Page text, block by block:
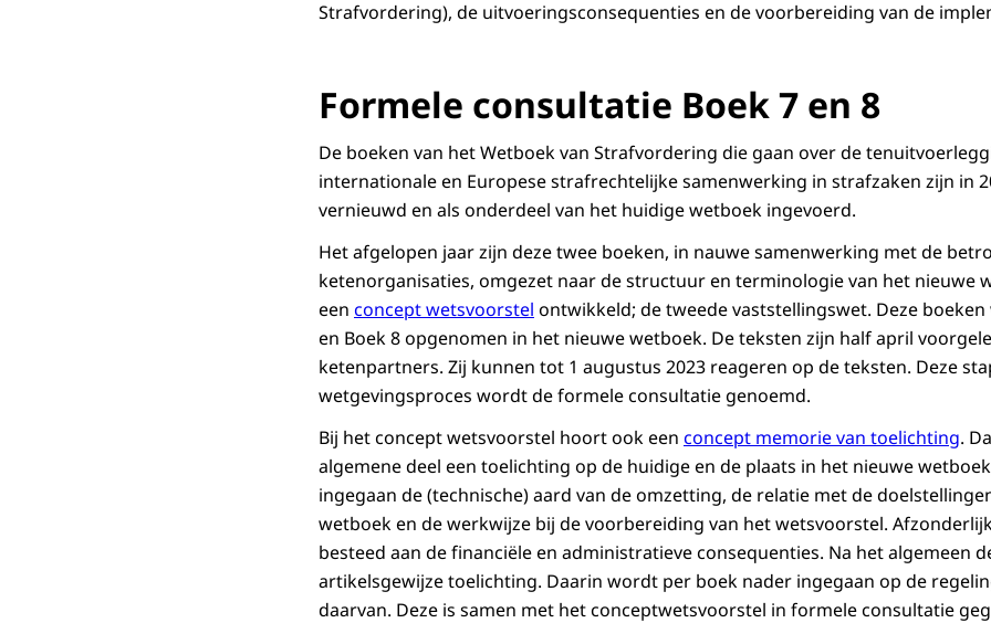
Strafvordering), de uitvoeringsconsequenties en de voorbereiding van de
Formele consultatie Boek 7 en 8
De boeken van het Wetboek van Strafvordering die gaan over de
internationale en Europese strafrechtelijke samenwerking in strafzaken zijn in
vernieuwd en als onderdeel van het huidige wetboek ingevoerd.
Het afgelopen jaar zijn deze twee boeken, in nauwe samenwerking met de
ketenorganisaties, omgezet naar de structuur en terminologie van het nieuwe
een concept wetsvoorstel ontwikkeld; de tweede vaststellingswet. Deze boeken
en Boek 8 opgenomen in het nieuwe wetboek. De teksten zijn half april
ketenpartners. Zij kunnen tot 1 augustus 2023 reageren op de teksten. Deze
wetgevingsproces wordt de formele consultatie genoemd.
Bij het concept wetsvoorstel hoort ook een concept memorie van toelichting.
algemene deel een toelichting op de huidige en de plaats in het nieuwe
ingegaan de (technische) aard van de omzetting, de relatie met de
wetboek en de werkwijze bij de voorbereiding van het wetsvoorstel.
besteed aan de financiële en administratieve consequenties. Na het algemeen
artikelsgewijze toelichting. Daarin wordt per boek nader ingegaan op de
daarvan. Deze is samen met het conceptwetsvoorstel in formele consultatie